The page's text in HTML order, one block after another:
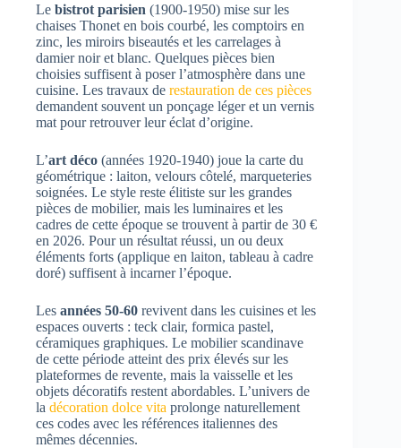
Le bistrot parisien (1900-1950) mise sur les
chaises Thonet en bois courbé, les comptoirs en
zinc, les miroirs biseautés et les carrelages à
damier noir et blanc. Quelques pièces bien
choisies suffisent à poser l’atmosphère dans une
cuisine. Les travaux de restauration de ces pièces
demandent souvent un ponçage léger et un vernis
mat pour retrouver leur éclat d’origine.
L’art déco (années 1920-1940) joue la carte du
géométrique : laiton, velours côtelé, marqueteries
soignées. Le style reste élitiste sur les grandes
pièces de mobilier, mais les luminaires et les
cadres de cette époque se trouvent à partir de 30 €
en 2026. Pour un résultat réussi, un ou deux
éléments forts (applique en laiton, tableau à cadre
doré) suffisent à incarner l’époque.
Les années 50-60 revivent dans les cuisines et les
espaces ouverts : teck clair, formica pastel,
céramiques graphiques. Le mobilier scandinave
de cette période atteint des prix élevés sur les
plateformes de revente, mais la vaisselle et les
objets décoratifs restent abordables. L’univers de
la décoration dolce vita prolonge naturellement
ces codes avec les références italiennes des
mêmes décennies.